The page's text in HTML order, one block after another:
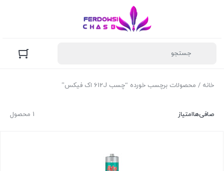
خانه / محصولات برچسب خورده “چسب 612J اک فیکس”
1 محصول صافی‌هاامتیاز